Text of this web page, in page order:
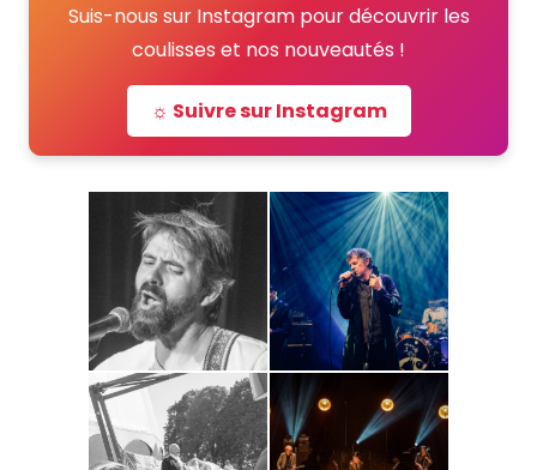
Suis-nous sur Instagram pour découvrir les
coulisses et nos nouveautés !
☼ Suivre sur Instagram